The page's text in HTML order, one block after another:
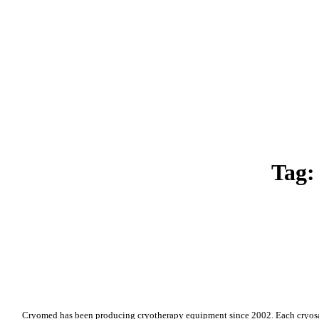
* Cryomed has been producing cryotherapy equipment since 2002. Each